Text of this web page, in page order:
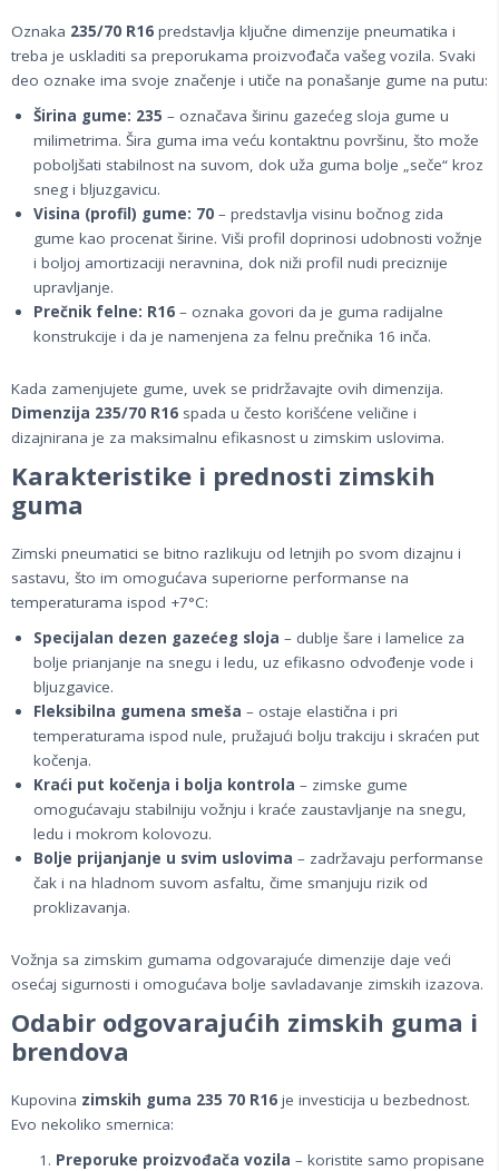
Oznaka 235/70 R16 predstavlja ključne dimenzije pneumatika i
treba je uskladiti sa preporukama proizvođača vašeg vozila. Svaki
deo oznake ima svoje značenje i utiče na ponašanje gume na putu:
Širina gume: 235 – označava širinu gazećeg sloja gume u
milimetrima. Šira guma ima veću kontaktnu površinu, što može
poboljšati stabilnost na suvom, dok uža guma bolje „seče“ kroz
sneg i bljuzgavicu.
Visina (profil) gume: 70 – predstavlja visinu bočnog zida
gume kao procenat širine. Viši profil doprinosi udobnosti vožnje
i boljoj amortizaciji neravnina, dok niži profil nudi preciznije
upravljanje.
Prečnik felne: R16 – oznaka govori da je guma radijalne
konstrukcije i da je namenjena za felnu prečnika 16 inča.
Kada zamenjujete gume, uvek se pridržavajte ovih dimenzija.
Dimenzija 235/70 R16 spada u često korišćene veličine i
dizajnirana je za maksimalnu efikasnost u zimskim uslovima.
Karakteristike i prednosti zimskih
guma
Zimski pneumatici se bitno razlikuju od letnjih po svom dizajnu i
sastavu, što im omogućava superiorne performanse na
temperaturama ispod +7°C:
Specijalan dezen gazećeg sloja – dublje šare i lamelice za
bolje prianjanje na snegu i ledu, uz efikasno odvođenje vode i
bljuzgavice.
Fleksibilna gumena smeša – ostaje elastična i pri
temperaturama ispod nule, pružajući bolju trakciju i skraćen put
kočenja.
Kraći put kočenja i bolja kontrola – zimske gume
omogućavaju stabilniju vožnju i kraće zaustavljanje na snegu,
ledu i mokrom kolovozu.
Bolje prijanjanje u svim uslovima – zadržavaju performanse
čak i na hladnom suvom asfaltu, čime smanjuju rizik od
proklizavanja.
Vožnja sa zimskim gumama odgovarajuće dimenzije daje veći
osećaj sigurnosti i omogućava bolje savladavanje zimskih izazova.
Odabir odgovarajućih zimskih guma i
brendova
Kupovina zimskih guma 235 70 R16 je investicija u bezbednost.
Evo nekoliko smernica:
Preporuke proizvođača vozila – koristite samo propisane